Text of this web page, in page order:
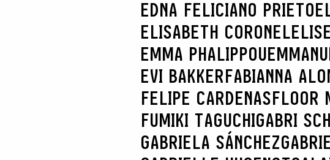
EDNA FELICIANO PRIETO
ELISABETH CORONEL
EMMA PHALIPPOU
EVI BAKKERFABIANNA
FELIPE CARDENASFLOOR
FUMIKI TAGUCHIGABRI
GABRIELA SÁNCHEZ